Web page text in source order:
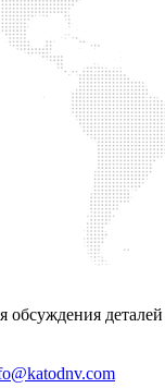
обсуждения